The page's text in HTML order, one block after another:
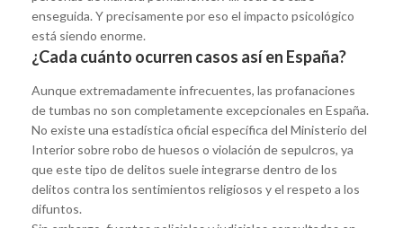
enseguida. Y precisamente por eso el impacto psicológico
está siendo enorme.
¿Cada cuánto ocurren casos así en España?
Aunque extremadamente infrecuentes, las profanaciones
de tumbas no son completamente excepcionales en España.
No existe una estadística oficial específica del Ministerio del
Interior sobre robo de huesos o violación de sepulcros, ya
que este tipo de delitos suele integrarse dentro de los
delitos contra los sentimientos religiosos y el respeto a los
difuntos.